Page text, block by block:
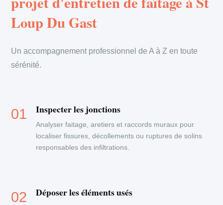
Loup Du Gast
Un accompagnement professionnel de A à Z en toute
sérénité.
Inspecter les jonctions
Analyser faitage, aretiers et raccords muraux pour
localiser fissures, décollements ou ruptures de solins
responsables des infiltrations.
Déposer les éléments usés